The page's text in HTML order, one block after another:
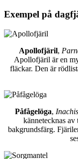
Exempel på
Apollofjäril,
Apollofjäril är en
fläckar. Den är
Påfågelöga,
kännetecknas
bakgrundsfärg.